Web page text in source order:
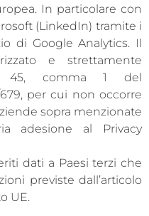
In particolare con
(LinkedIn) tramite i
di Google Analytics. Il
e strettamente
45, comma 1 del
per cui non occorre
sopra menzionate
adesione al Privacy
dati a Paesi terzi che
previste dall’articolo
UE.